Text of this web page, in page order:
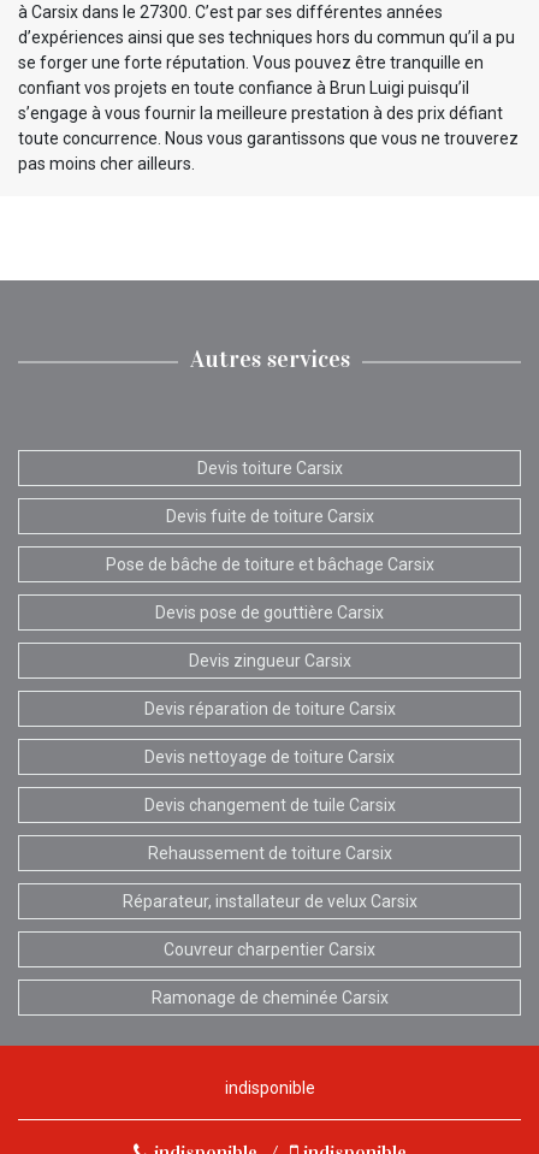
à Carsix dans le 27300. C’est par ses différentes années
d’expériences ainsi que ses techniques hors du commun qu’il a pu
se forger une forte réputation. Vous pouvez être tranquille en
confiant vos projets en toute confiance à Brun Luigi puisqu’il
s’engage à vous fournir la meilleure prestation à des prix défiant
toute concurrence. Nous vous garantissons que vous ne trouverez
pas moins cher ailleurs.
Autres services
Devis toiture Carsix
Devis fuite de toiture Carsix
Pose de bâche de toiture et bâchage Carsix
Devis pose de gouttière Carsix
Devis zingueur Carsix
Devis réparation de toiture Carsix
Devis nettoyage de toiture Carsix
Devis changement de tuile Carsix
Rehaussement de toiture Carsix
Réparateur, installateur de velux Carsix
Couvreur charpentier Carsix
Ramonage de cheminée Carsix
indisponible